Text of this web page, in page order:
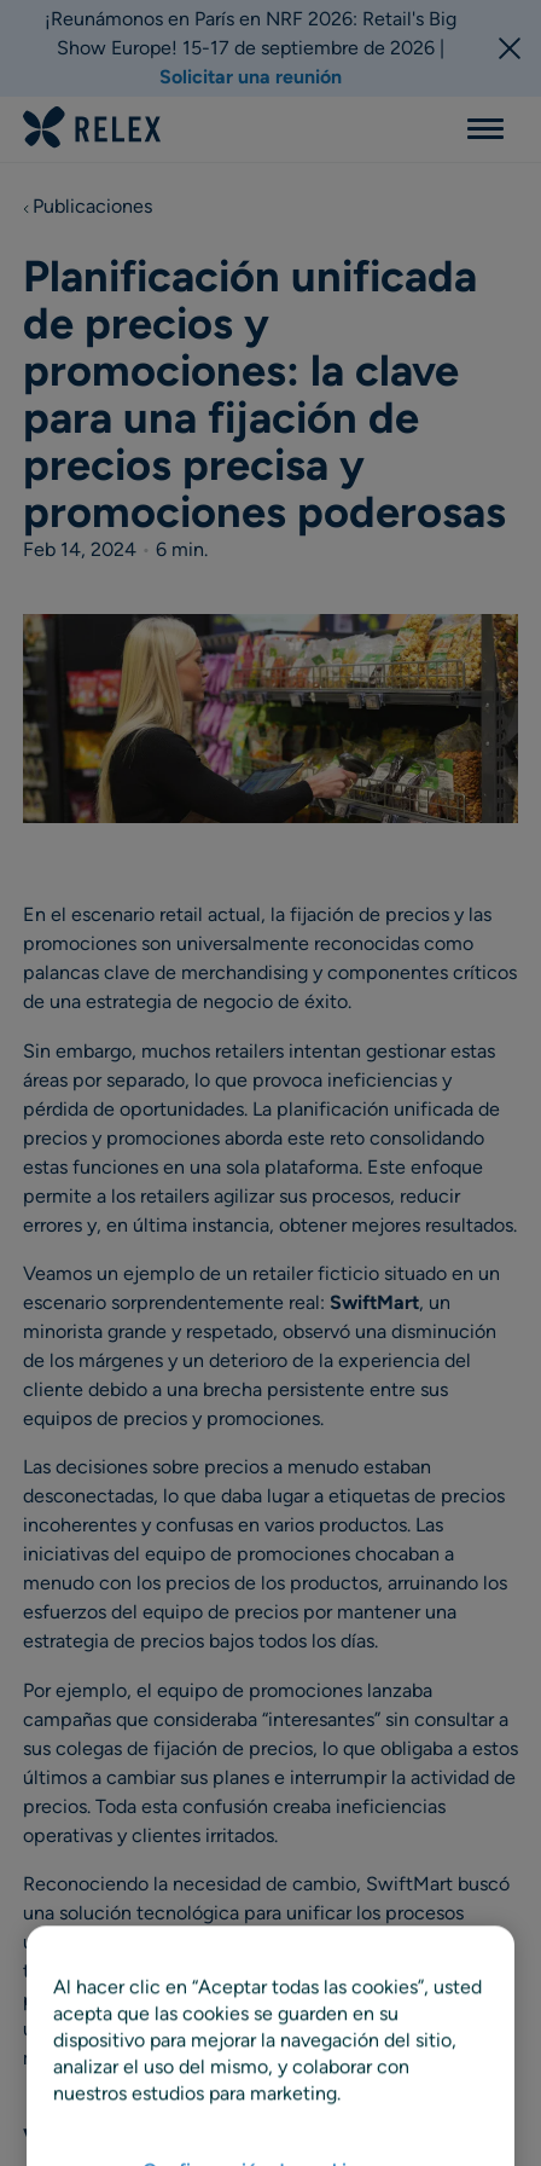
¡Reunámonos en París en NRF 2026: Retail's Big
Show Europe! 15-17 de septiembre de 2026 |
Solicitar una reunión
Menu
Publicaciones
Planificación unificada
de precios y
promociones: la clave
para una fijación de
precios precisa y
promociones poderosas
Feb 14, 2024 • 6 min.
En el escenario retail actual, la fijación de precios y las
promociones son universalmente reconocidas como
palancas clave de merchandising y componentes críticos
de una estrategia de negocio de éxito.
Sin embargo, muchos retailers intentan gestionar estas
áreas por separado, lo que provoca ineficiencias y
pérdida de oportunidades. La planificación unificada de
precios y promociones aborda este reto consolidando
estas funciones en una sola plataforma. Este enfoque
permite a los retailers agilizar sus procesos, reducir
errores y, en última instancia, obtener mejores resultados.
Veamos un ejemplo de un retailer ficticio situado en un
escenario sorprendentemente real: SwiftMart, un
minorista grande y respetado, observó una disminución
de los márgenes y un deterioro de la experiencia del
cliente debido a una brecha persistente entre sus
equipos de precios y promociones.
Las decisiones sobre precios a menudo estaban
desconectadas, lo que daba lugar a etiquetas de precios
incoherentes y confusas en varios productos. Las
iniciativas del equipo de promociones chocaban a
menudo con los precios de los productos, arruinando los
esfuerzos del equipo de precios por mantener una
estrategia de precios bajos todos los días.
Por ejemplo, el equipo de promociones lanzaba
campañas que consideraba “interesantes” sin consultar a
sus colegas de fijación de precios, lo que obligaba a estos
últimos a cambiar sus planes e interrumpir la actividad de
precios. Toda esta confusión creaba ineficiencias
operativas y clientes irritados.
Reconociendo la necesidad de cambio, SwiftMart buscó
una solución tecnológica para unificar los procesos
utilizados por estos equipos críticos. Al utilizar la misma
tecnología en todos sus equipos, pudieron alinear a la
perfección los precios y las promociones, dando paso a
una era de precios coherentes, promociones eficaces y
mayor satisfacción de los clientes.
Ventajas de unificar la
Al hacer clic en “Aceptar todas las cookies”, usted
acepta que las cookies se guarden en su
dispositivo para mejorar la navegación del sitio,
analizar el uso del mismo, y colaborar con
nuestros estudios para marketing.